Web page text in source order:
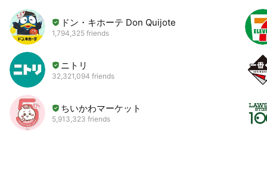
ドン・キホーテ Don Quijote
1,794,325 friends
ニトリ
32,321,094 friends
ちいかわマーケット
5,913,323 friends